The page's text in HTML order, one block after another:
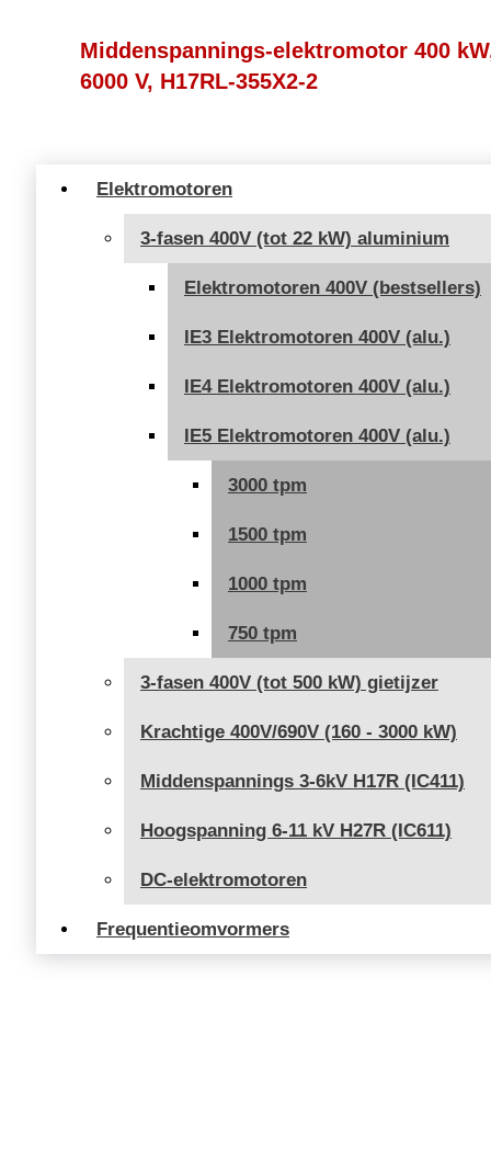
Elektromotoren
3-fasen 400V (tot 22 kW) aluminium
Elektromotoren 400V (bestsellers)
IE3 Elektromotoren 400V (alu.)
IE4 Elektromotoren 400V (alu.)
IE5 Elektromotoren 400V (alu.)
3000 tpm
1500 tpm
1000 tpm
750 tpm
3-fasen 400V (tot 500 kW) gietijzer
Krachtige 400V/690V (160 - 3000 kW)
Middenspannings 3-6kV H17R (IC411)
Hoogspanning 6-11 kV H27R (IC611)
DC-elektromotoren
Frequentieomvormers
Middenspannings-elektromotor 400
6000 V, H17RL-355X2-2